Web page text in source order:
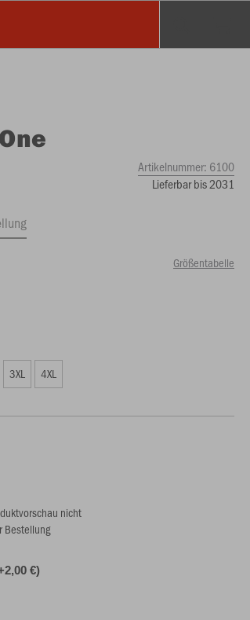
Artikelnummer: 6100
Lieferbar bis 2031
Größentabelle
3XL 4XL
nicht
Bestellung
€)